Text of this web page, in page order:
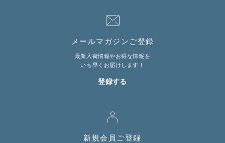
メールマガジンご登録
最新入荷情報やお得な情報を
いち早くお届けします！
登録する
新規会員ご登録